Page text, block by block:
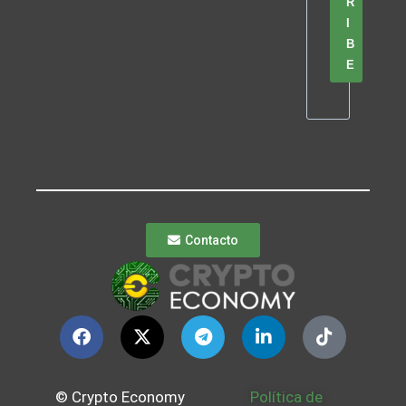
B
E
Contacto
© Crypto Economy Política de